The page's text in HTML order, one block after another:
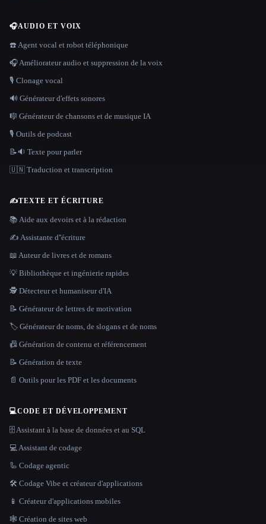
🎧AUDIO ET VOIX
☎️ Agent vocal et robot téléphonique
🎧 Améliorateur audio et suppression de la voix
🎙️ Clonage vocal
🔊 Générateur d'effets sonores
🎼 Générateur de chansons et de musique IA
🎙️ Outils de podcast
📝🔉 Texte pour parler
🇺🇳 Traduction et transcription
✍️TEXTE ET ÉCRITURE
📚 Aide aux devoirs et à la rédaction
✍️ Assistante d''écriture
📖 Auteur de livres et de romans
💡 Bibliothèque et ingénierie rapides
🕵️ Détecteur et humaniseur d'IA
📝 Générateur de lettres de motivation
🏷️ Générateur de noms, de slogans et de noms
📠 Génération de contenu et référencement
📝 Génération de texte
📄 Outils pour les PDF et les documents
💻CODE ET DÉVELOPPEMENT
🗄️ Assistant à la base de données et au SQL
💻 Assistant de codage
🦾 Codage agentic
🛠️ Codage Vibe et créateur d'applications
📱 Créateur d'applications mobiles
🕸 Création de sites web